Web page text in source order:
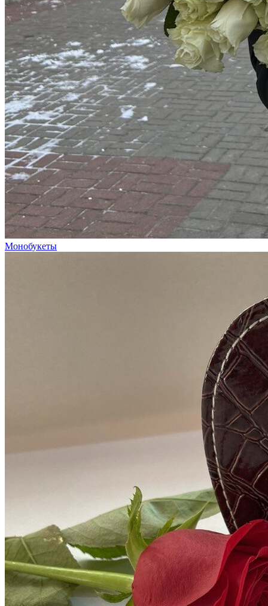
Монобукеты